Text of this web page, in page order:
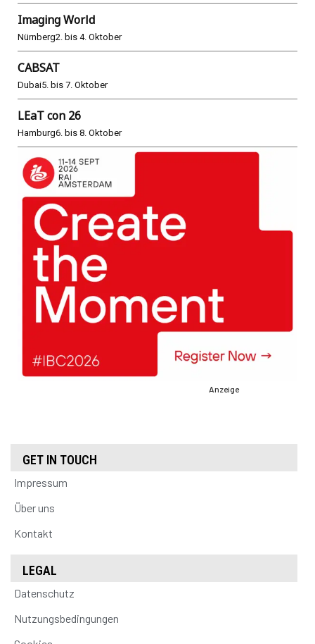
Imaging World
Nürnberg2. bis 4. Oktober
CABSAT
Dubai5. bis 7. Oktober
LEaT con 26
Hamburg6. bis 8. Oktober
Anzeige
GET IN TOUCH
Impressum
Über uns
Kontakt
LEGAL
Datenschutz
Nutzungsbedingungen